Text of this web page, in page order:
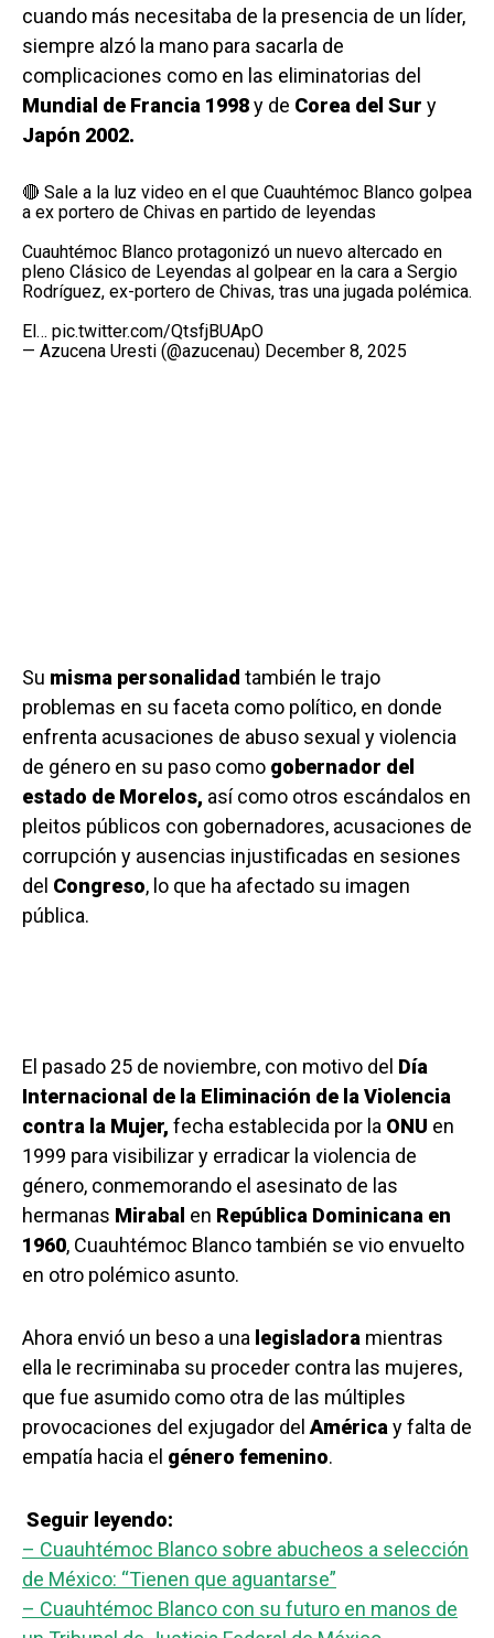
cuando más necesitaba de la presencia de un líder,
siempre alzó la mano para sacarla de
complicaciones como en las eliminatorias del
Mundial de Francia 1998y de Corea del Sur y
Japón 2002.
🔴 Sale a la luz video en el que Cuauhtémoc Blanco golpea
a ex portero de Chivas en partido de leyendas
Cuauhtémoc Blanco protagonizó un nuevo altercado en
pleno Clásico de Leyendas al golpear en la cara a Sergio
Rodríguez, ex-portero de Chivas, tras una jugada polémica.
El… pic.twitter.com/QtsfjBUApO
— Azucena Uresti (@azucenau) December 8, 2025
Su misma personalidad también le trajo
problemas en su faceta como político, en donde
enfrenta acusaciones de abuso sexual y violencia
de género en su paso como gobernador del
estado de Morelos, así como otros escándalos en
pleitos públicos con gobernadores, acusaciones de
corrupción y ausencias injustificadas en sesiones
del Congreso, lo que ha afectado su imagen
pública.
El pasado 25 de noviembre, con motivo del Día
Internacional de la Eliminación de la Violencia
contra la Mujer, fecha establecida por la ONU en
1999 para visibilizar y erradicar la violencia de
género, conmemorando el asesinato de las
hermanas Mirabal en República Dominicana en
1960, Cuauhtémoc Blanco también se vio envuelto
en otro polémico asunto.
Ahora envió un beso a una legisladora mientras
ella le recriminaba su proceder contra las mujeres,
que fue asumido como otra de las múltiples
provocaciones del exjugador delAméricay falta de
empatía hacia el género femenino.
Seguir leyendo:
– Cuauhtémoc Blanco sobre abucheos a selección
de México: “Tienen que aguantarse”
– Cuauhtémoc Blanco con su futuro en manos de